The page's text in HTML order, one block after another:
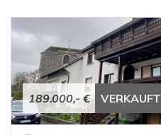
189.000,- € VERKAUFT